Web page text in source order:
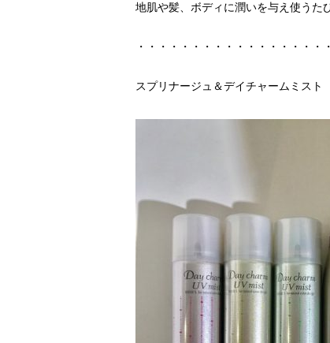
地肌や髪、ボディに潤いを与え使うた
・・・・・・・・・・・・・・・・・
スプリナージュ＆デイチャームミスト